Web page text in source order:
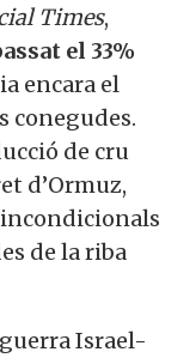
Times,
el 33%
encara el
conegudes.
de cru
d’Ormuz,
incondicionals
de la riba
Israel-